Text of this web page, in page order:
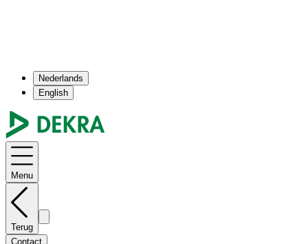
Nederlands
English
Menu
Terug
Contact